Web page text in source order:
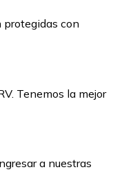
protegidas con
Tenemos la mejor
a nuestras